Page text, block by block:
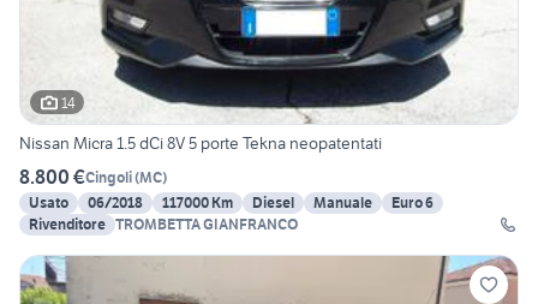
14
Nissan Micra 1.5 dCi 8V 5 porte Tekna neopatentati
8.800 €Cingoli(MC)
Usato
06/2018 117000 Km Diesel Manuale
Euro 6
Rivenditore TROMBETTA GIANFRANCO